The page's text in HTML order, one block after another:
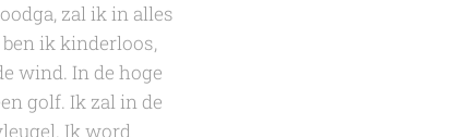
zal ik in alles
ik kinderloos,
wind. In de hoge
golf. Ik zal in de
Ik word